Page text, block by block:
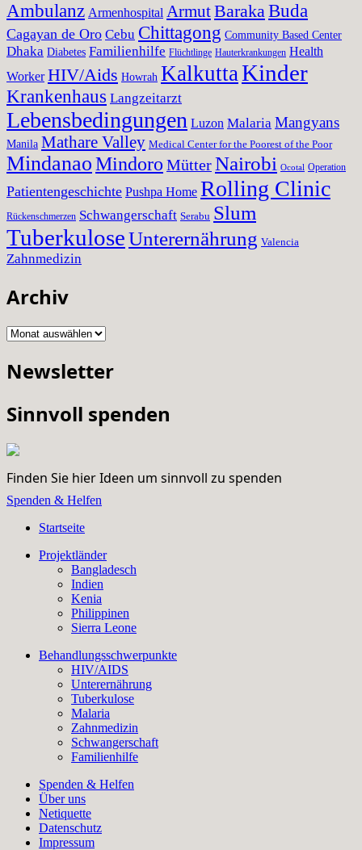
Ambulanz Armenhospital ArmutBarakaBuda
Cagayan de Oro Cebu Chittagong Community Based Center
Dhaka Diabetes Familienhilfe Flüchtlinge Hauterkrankungen Health
Worker HIV/Aids Howrah KalkuttaKinder
Krankenhaus Langzeitarzt
Lebensbedingungen Luzon Malaria Mangyans
Manila Mathare Valley Medical Center for the Poorest of the Poor
MindanaoMindoro MütterNairobi Ocotal Operation
Patientengeschichte Pushpa Home Rolling Clinic
Rückenschmerzen Schwangerschaft Serabu Slum
TuberkuloseUnterernährung Valencia
Zahnmedizin
Archiv
Archiv
Newsletter
Sinnvoll spenden
Finden Sie hier Ideen um sinnvoll zu spenden
Spenden & Helfen
Startseite
Projektländer
Bangladesch
Indien
Kenia
Philippinen
Sierra Leone
Behandlungsschwerpunkte
HIV/AIDS
Unterernährung
Tuberkulose
Malaria
Zahnmedizin
Schwangerschaft
Familienhilfe
Spenden & Helfen
Über uns
Netiquette
Datenschutz
Impressum